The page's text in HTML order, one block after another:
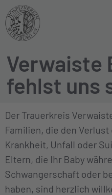
Verwaiste
fehlst uns
Der Trauerkreis
Familien, die den
Krankheit, Unfall oder
Eltern, die Ihr Baby
Schwangerschaft oder
haben, sind herzlich